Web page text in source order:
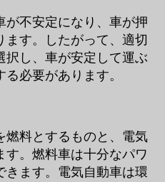
が不安定になり、車が押
ます。したがって、適切
択し、車が安定して運ぶ
必要があります。
燃料とするものと、電気
す。燃料車は十分なパワ
きます。電気自動車は環